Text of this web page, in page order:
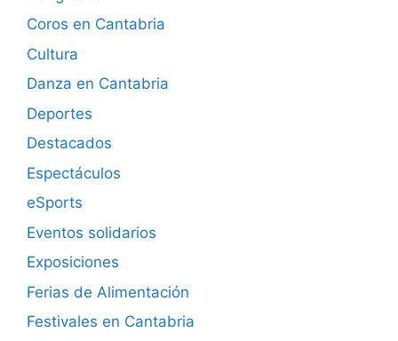
Coros en Cantabria
Cultura
Danza en Cantabria
Deportes
Destacados
Espectáculos
eSports
Eventos solidarios
Exposiciones
Ferias de Alimentación
Festivales en Cantabria